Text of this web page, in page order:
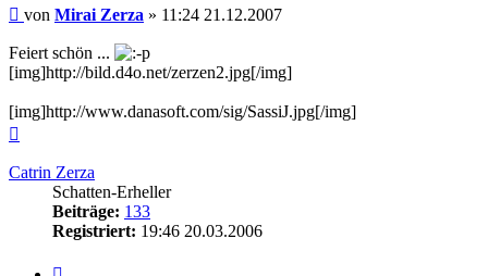
Beitrag
von Mirai Zerza » 11:24 21.12.2007
Feiert schön ...
[img]http://bild.d4o.net/zerzen2.jpg[/img]
[img]http://www.danasoft.com/sig/SassiJ.jpg[/img]
Catrin Zerza
Schatten-Erheller
Beiträge: 133
Registriert: 19:46 20.03.2006